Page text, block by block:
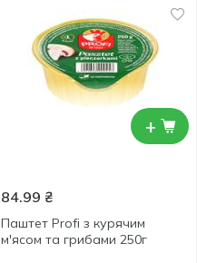
+
84.99 ₴
Паштет Profi з курячим
м'ясом та грибами 250г